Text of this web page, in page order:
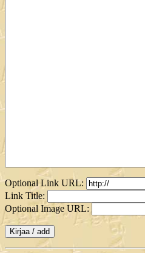
Optional Link URL:
Link Title:
Optional Image URL: